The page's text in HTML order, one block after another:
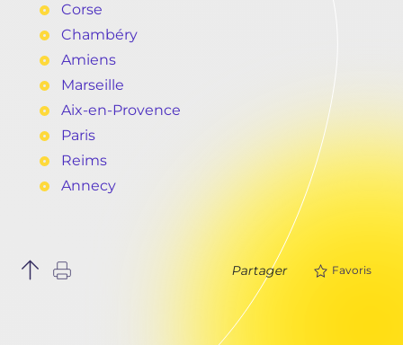
Corse
Chambéry
Amiens
Marseille
Aix-en-Provence
Paris
Reims
Annecy
Partager Favoris